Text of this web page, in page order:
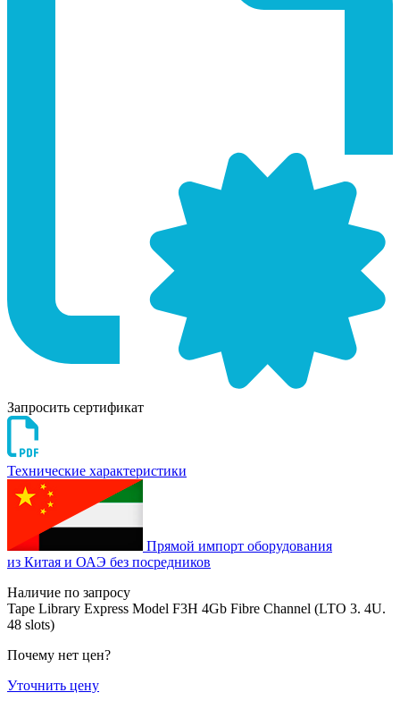
Запросить сертификат
Технические характеристики
Прямой импорт оборудования
из Китая и ОАЭ без посредников
Наличие по запросу
Tape Library Express Model F3H 4Gb Fibre Channel (LTO 3. 4U.
48 slots)
Почему нет цен?
Уточнить цену